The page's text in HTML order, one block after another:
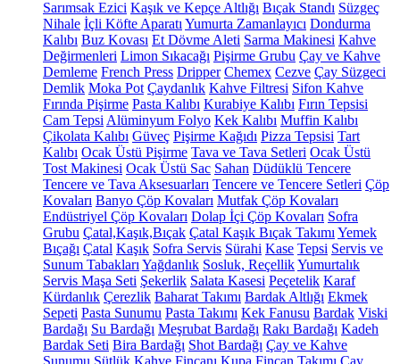
Sarımsak Ezici Kaşık ve Kepçe Altlığı Bıçak Standı Süzgeç
Nihale İçli Köfte Aparatı Yumurta Zamanlayıcı Dondurma
Kalıbı Buz Kovası Et Dövme Aleti Sarma Makinesi Kahve
Değirmenleri Limon Sıkacağı Pişirme Grubu Çay ve Kahve
Demleme French Press Dripper Chemex Cezve Çay Süzgeci
Demlik Moka Pot Çaydanlık Kahve Filtresi Sifon Kahve
Fırında Pişirme Pasta Kalıbı Kurabiye Kalıbı Fırın Tepsisi
Cam Tepsi Alüminyum Folyo Kek Kalıbı Muffin Kalıbı
Çikolata Kalıbı Güveç Pişirme Kağıdı Pizza Tepsisi Tart
Kalıbı Ocak Üstü Pişirme Tava ve Tava Setleri Ocak Üstü
Tost Makinesi Ocak Üstü Sac Sahan Düdüklü Tencere
Tencere ve Tava Aksesuarları Tencere ve Tencere Setleri Çöp
Kovaları Banyo Çöp Kovaları Mutfak Çöp Kovaları
Endüstriyel Çöp Kovaları Dolap İçi Çöp Kovaları Sofra
Grubu Çatal,Kaşık,Bıçak Çatal Kaşık Bıçak Takımı Yemek
Bıçağı Çatal Kaşık Sofra Servis Sürahi Kase Tepsi Servis ve
Sunum Tabakları Yağdanlık Sosluk, ReçellikYumurtalık
Servis Maşa Seti Şekerlik Salata Kasesi Peçetelik Karaf
Kürdanlık Çerezlik Baharat Takımı Bardak Altlığı Ekmek
Sepeti Pasta Sunumu Pasta Takımı Kek Fanusu Bardak Viski
Bardağı Su Bardağı Meşrubat Bardağı Rakı Bardağı Kadeh
Bardak Seti Bira Bardağı Shot Bardağı Çay ve Kahve
Sunumu Sütlük Kahve Fincanı Kupa Fincan Takımı Çay